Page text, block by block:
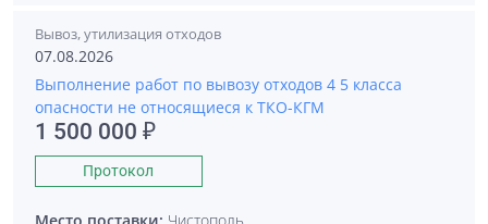
Вывоз, утилизация отходов
07.08.2026
Выполнение работ по вывозу отходов 4 5 класса
опасности не относящиеся к ТКО-КГМ
1 500 000 ₽
Протокол